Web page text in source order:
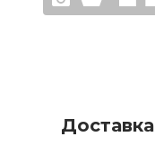
Доставка